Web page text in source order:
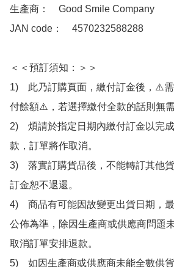
生產商：　Good Smile Company
JAN code：　4570232588288
＜＜預訂須知：＞＞
1)　此乃訂購頁面，繳付訂金後，⚠️
付餘額⚠️，若選擇繳付全款的話則無需
2)　煩請於指定日期內繳付訂金以完
款，訂單將作取消。
3)　落實訂購貨品後，不能轉訂其他
訂金恕不退還。
4)　商品有可能因故變更出貨日期，
公佈為準，除因生產商或供應商問題
取消訂單安排退款。
5)　如因生產商或供應商未能全數供